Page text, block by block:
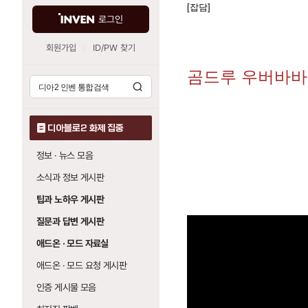
로그인
회원가입 ID/PW 찾기
디아블로2 화제 집중
정보 · 뉴스 모음
소식과 정보 게시판
팁과 노하우 게시판
질문과 답변 게시판
애드온 · 모드 자료실
애드온 · 모드 요청 게시판
인증 게시물 모음
[잡담]
곰드루 우버바